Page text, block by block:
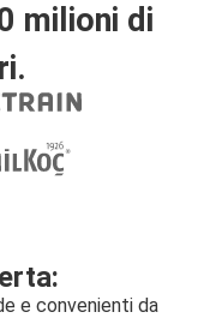
milioni di
e convenienti da